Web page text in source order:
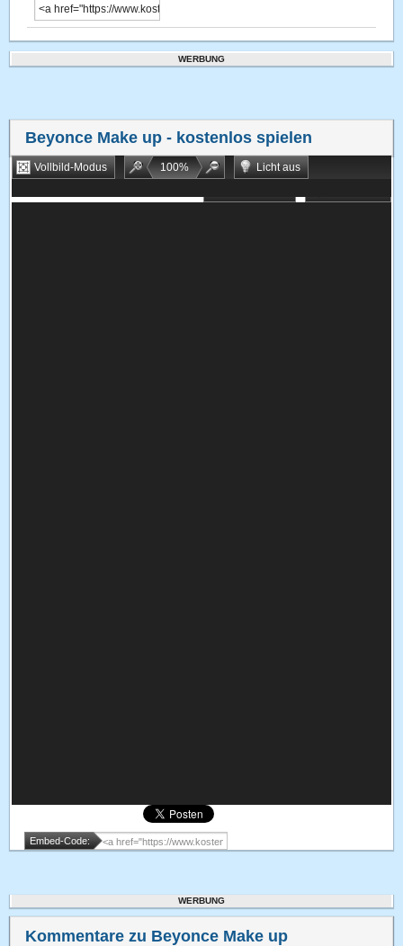
WERBUNG
Beyonce Make up - kostenlos spielen
Vollbild-Modus 100%
Licht aus
Embed-Code:
WERBUNG
Kommentare zu Beyonce Make up